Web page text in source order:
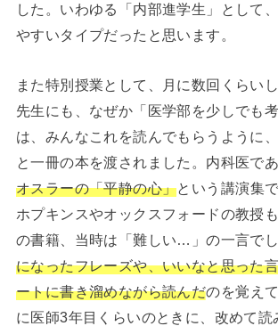
した。いわゆる「内部進学生」として
やすいタイプだったと思います。
また特別授業として、月に数回くらい
先生にも、なぜか「医学部を少しでも
は、みんなこれを読んでもらうように
と一冊の本を渡されました。内科医で
オスラーの「平静の心」という講演集
ホプキンスやオックスフォードの教授
の書籍、当時は「難しい…」の一言でし
になったフレーズや、いいなと思った
ートに書き溜めながら読んだのを覚え
に医師3年目くらいのときに、改めて読